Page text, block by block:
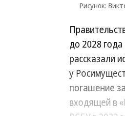
Рисунок:
до 2028
рассказали
у
погашение
входящей в